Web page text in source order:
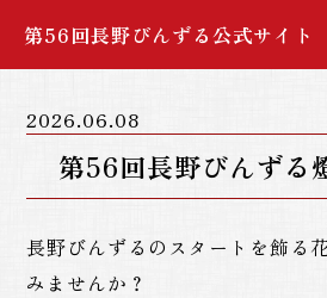
第56回長野びんずる公式サイト
2026.06.08
第56回長野びんずる
長野びんずるのスタートを飾る
みませんか？